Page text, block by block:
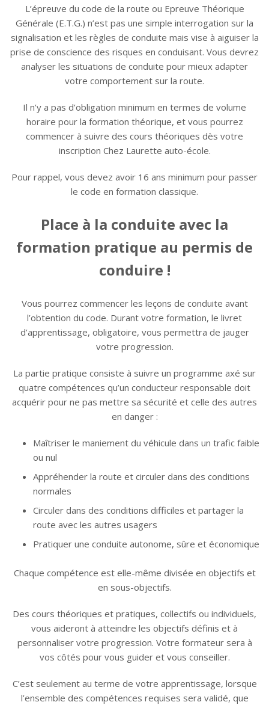
L’épreuve du code de la route ou Epreuve Théorique
Générale (E.T.G.) n’est pas une simple interrogation sur la
signalisation et les règles de conduite mais vise à aiguiser la
prise de conscience des risques en conduisant. Vous devrez
analyser les situations de conduite pour mieux adapter
votre comportement sur la route.
Il n’y a pas d’obligation minimum en termes de volume
horaire pour la formation théorique, et vous pourrez
commencer à suivre des cours théoriques dès votre
inscription Chez Laurette auto-école.
Pour rappel, vous devez avoir 16 ans minimum pour passer
le code en formation classique.
Place à la conduite avec la
formation pratique au permis de
conduire !
Vous pourrez commencer les leçons de conduite avant
l’obtention du code. Durant votre formation, le livret
d’apprentissage, obligatoire, vous permettra de jauger
votre progression.
La partie pratique consiste à suivre un programme axé sur
quatre compétences qu’un conducteur responsable doit
acquérir pour ne pas mettre sa sécurité et celle des autres
en danger :
Maîtriser le maniement du véhicule dans un trafic faible
ou nul
Appréhender la route et circuler dans des conditions
normales
Circuler dans des conditions difficiles et partager la
route avec les autres usagers
Pratiquer une conduite autonome, sûre et économique
Chaque compétence est elle-même divisée en objectifs et
en sous-objectifs.
Des cours théoriques et pratiques, collectifs ou individuels,
vous aideront à atteindre les objectifs définis et à
personnaliser votre progression. Votre formateur sera à
vos côtés pour vous guider et vous conseiller.
C’est seulement au terme de votre apprentissage, lorsque
l’ensemble des compétences requises sera validé, que